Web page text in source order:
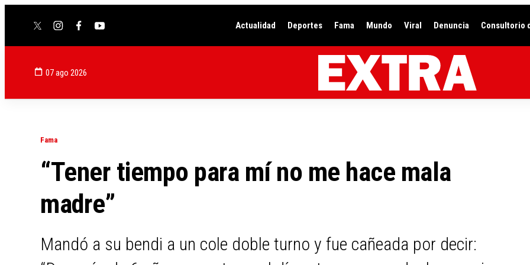
twitterinstagram
facebookyoutube Actualidad Deportes Fama Mundo Viral Denuncia Consultorio
07 ago 2026
Fama
“Tener tiempo para mí no me hace mala
madre”
Mandó a su bendi a un cole doble turno y fue cañeada por decir: